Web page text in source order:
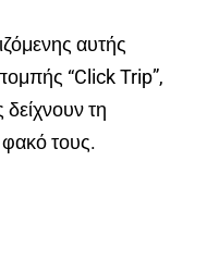
αυτής
“Click Trip”,
τη
τους.